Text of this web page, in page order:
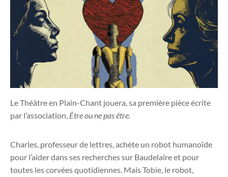
Le Théâtre en Plain-Chant jouera, sa première pièce écrite
par l’association, Être ou ne pas être.
Charles, professeur de lettres, achète un robot humanoïde
pour l’aider dans ses recherches sur Baudelaire et pour
toutes les corvées quotidiennes. Mais Tobie, le robot,